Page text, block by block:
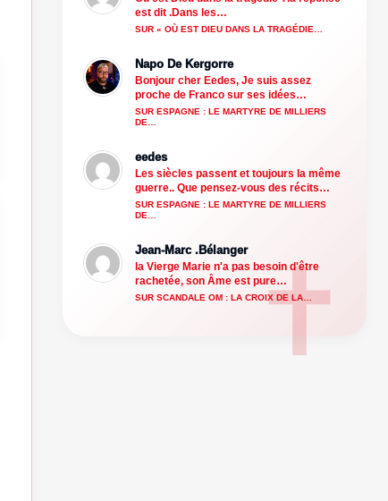
est dit .Dans les…
SUR « OÙ EST DIEU DANS LA TRAGÉDIE…
Napo De Kergorre
Bonjour cher Eedes, Je suis assez
proche de Franco sur ses idées…
SUR ESPAGNE : LE MARTYRE DE MILLIERS
DE…
eedes
Les siècles passent et toujours la même
guerre.. Que pensez-vous des récits…
SUR ESPAGNE : LE MARTYRE DE MILLIERS
DE…
Jean-Marc .Bélanger
la Vierge Marie n'a pas besoin d'être
rachetée, son Âme est pure…
SUR SCANDALE OM : LA CROIX DE LA…